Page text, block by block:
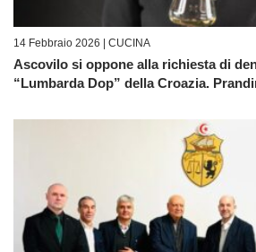
14 Febbraio 2026 | CUCINA
Ascovilo si oppone alla richiesta di
“Lumbarda Dop” della Croazia.